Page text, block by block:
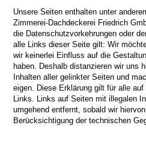
Unsere Seiten enthalten unter
Zimmerei-Dachdeckerei Friedrich
die Datenschutzvorkehrungen oder
alle Links dieser Seite gilt: Wir
wir keinerlei Einfluss auf die
haben. Deshalb distanzieren wir uns
Inhalten aller gelinkter Seiten und
eigen. Diese Erklärung gilt für alle
Links. Links auf Seiten mit illegalen
umgehend entfernt, sobald wir
Berücksichtigung der technischen